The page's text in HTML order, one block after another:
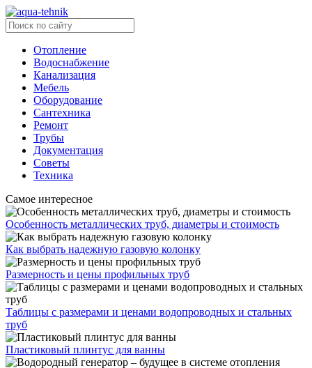
Отопление
Водоснабжение
Канализация
Мебель
Оборудование
Сантехника
Ремонт
Трубы
Документация
Советы
Техника
Самое интересное
Особенность металлических труб, диаметры и стоимость
Как выбрать надежную газовую колонку
Размерность и цены профильных труб
Таблицы с размерами и ценами водопроводных и стальных
труб
Пластиковый плинтус для ванны